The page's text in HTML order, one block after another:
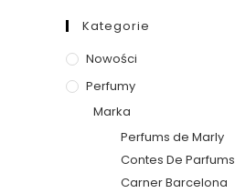
Kategorie
Nowości
Perfumy
Marka
Perfums de Marly
Contes De Parfums
Carner Barcelona